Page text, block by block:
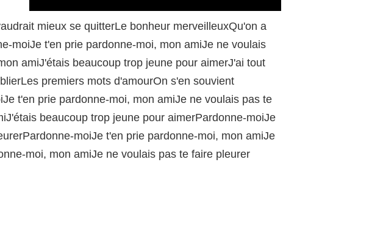
mieux se quitterLe bonheur merveilleuxQu'on a
moiJe t'en prie pardonne-moi, mon amiJe ne voulais
amiJ'étais beaucoup trop jeune pour aimerJ'ai tout
premiers mots d'amourOn s'en souvient
t'en prie pardonne-moi, mon amiJe ne voulais pas te
beaucoup trop jeune pour aimerPardonne-moiJe
moiJe t'en prie pardonne-moi, mon amiJe
moi, mon amiJe ne voulais pas te faire pleurer
/